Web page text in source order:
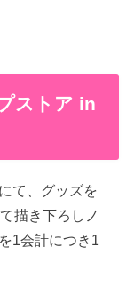
ストア in
て、グッズを
描き下ろしノ
1会計につき1